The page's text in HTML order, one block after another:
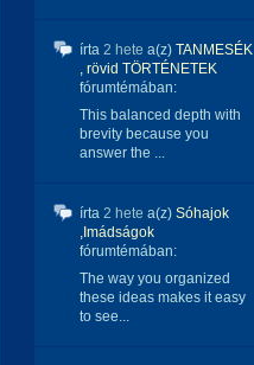
írta 2 hete a(z) TANMESÉK
, rövid TÖRTÉNETEK
fórumtémában:
This balanced depth with
brevity because you
answer the ...
írta 2 hete a(z) Sóhajok
,Imádságok
fórumtémában:
The way you organized
these ideas makes it easy
to see...